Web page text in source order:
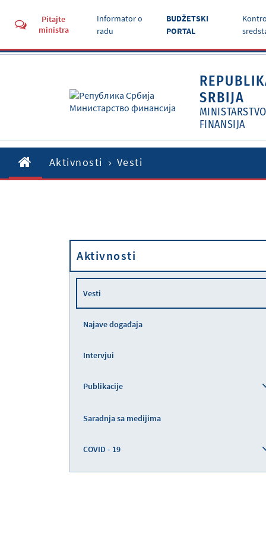
Pitajte
ministra
Informator o
radu
BUDŽETSKI
PORTAL
SRBIJA
MINISTARSTVO
FINANSIJA
Aktivnosti Vesti
Aktivnosti
Vesti
Najave događaja
Intervjui
Publikacije
Saradnja sa medijima
COVID - 19